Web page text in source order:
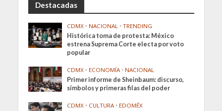
Destacadas
CDMX • NACIONAL • TRENDING
Histórica toma de protesta: México
estrena Suprema Corte electa por voto
popular
CDMX • ECONOMÍA • NACIONAL
Primer informe de Sheinbaum: discurso,
símbolos y primeras filas del poder
CDMX • CULTURA • EDOMÉX